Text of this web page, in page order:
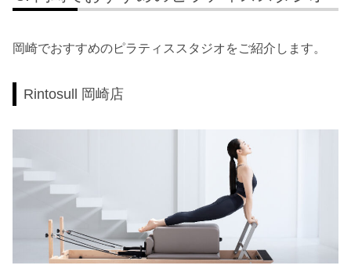
岡崎でおすすめのピラティススタジオをご紹介します。
Rintosull 岡崎店